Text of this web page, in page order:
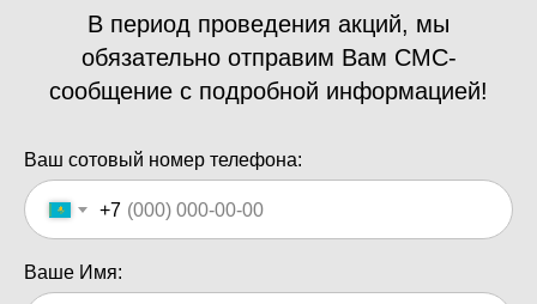
В период проведения акций, мы
обязательно отправим Вам СМС-
сообщение с подробной информацией!
Ваш сотовый номер телефона:
+7
Ваше Имя: